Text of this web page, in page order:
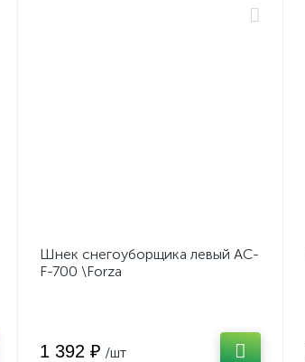
Шнек снегоуборщика левый AC-
F-700 \Forza
1 392 ₽ /шт